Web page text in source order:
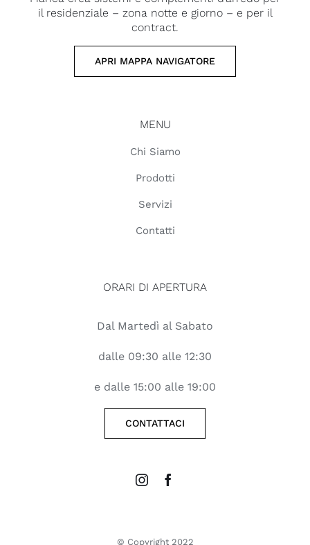
il residenziale – zona notte e giorno – e per il
contract.
APRI MAPPA NAVIGATORE
MENU
Chi Siamo
Prodotti
Servizi
Contatti
ORARI DI APERTURA
Dal Martedì al Sabato
dalle 09:30 alle 12:30
e dalle 15:00 alle 19:00
CONTATTACI
© Copyright 2022